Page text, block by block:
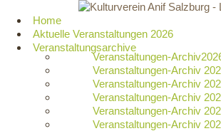
Inhalt
springen
Home
Aktuelle Veranstaltungen 2026
Veranstaltungsarchive
Veranstaltungen-
Veranstaltungen-Archiv
Veranstaltungen-Archiv
Veranstaltungen-Archiv
Veranstaltungen-Archiv
Veranstaltungen-Archiv